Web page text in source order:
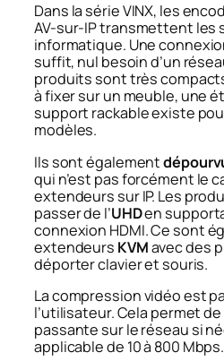
Dans la série VINX, les
AV-sur-IP transmettent les
informatique. Une
suffit, nul besoin d’un
produits sont très
à fixer sur un meuble, une
support rackable existe
modèles.
Ils sont également
qui n’est pas forcément le
extendeurs sur IP. Les
passer de l’UHDen
connexion HDMI. Ce sont
extendeurs KVMavec des
déporter clavier et souris.
La compression vidéo est
l’utilisateur. Cela permet
passante sur le réseau si
applicable de 10 à 800 Mbps.